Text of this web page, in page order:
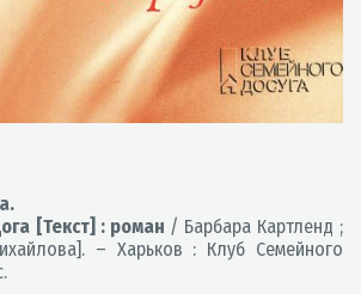
[Текст] : роман / Барбара Картленд ;
– Харьков : Клуб Семейного